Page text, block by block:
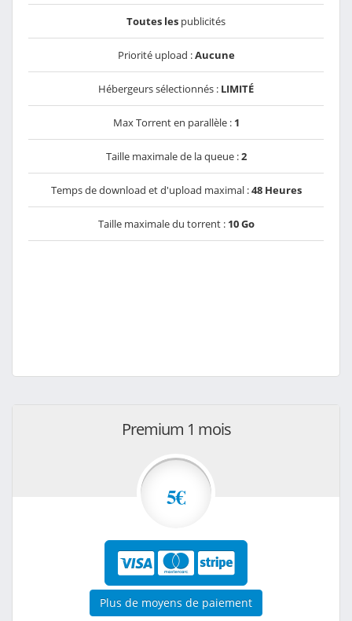
Toutes les publicités
Priorité upload :Aucune
Hébergeurs sélectionnés : LIMITÉ
Max Torrent en parallèle : 1
Taille maximale de la queue :2
Temps de download et d'upload maximal :48 Heures
Taille maximale du torrent : 10 Go
Premium 1 mois
5€
Plus de moyens de paiement